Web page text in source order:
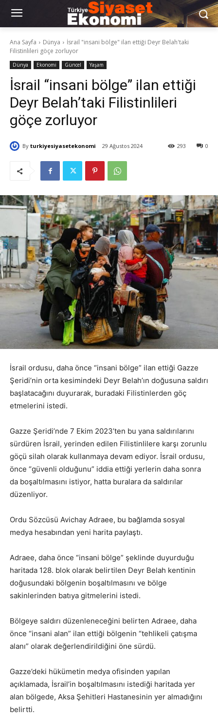
Ana Sayfa Dünya
İsrail "insani bölge" ilan ettiği Deyr Belah'taki
Filistinlileri göçe zorluyor
Dünya Ekonomi Güncel Yaşam
İsrail “insani bölge” ilan ettiği
Deyr Belah’taki Filistinlileri
göçe zorluyor
By turkiyesiyasetekonomi 29 Ağustos 2024 0
293
İsrail ordusu, daha önce “insani bölge” ilan ettiği Gazze
Şeridi’nin orta kesimindeki Deyr Belah’ın doğusuna saldırı
başlatacağını duyurarak, buradaki Filistinlerden göç
etmelerini istedi.
Gazze Şeridi’nde 7 Ekim 2023’ten bu yana saldırılarını
sürdüren İsrail, yerinden edilen Filistinlilere karşı zorunlu
göçü silah olarak kullanmaya devam ediyor. İsrail ordusu,
önce “güvenli olduğunu” iddia ettiği yerlerin daha sonra
da boşaltılmasını istiyor, hatta buralara da saldırılar
düzenliyor.
Ordu Sözcüsü Avichay Adraee, bu bağlamda sosyal
medya hesabından yeni harita paylaştı.
Adraee, daha önce “insani bölge” şeklinde duyurduğu
haritada 128. blok olarak belirtilen Deyr Belah kentinin
doğusundaki bölgenin boşaltılmasını ve bölge
sakinlerinden batıya gitmelerini istedi.
Bölgeye saldırı düzenleneceğini belirten Adraee, daha
önce “insani alan” ilan ettiği bölgenin “tehlikeli çatışma
alanı” olarak değerlendirildiğini öne sürdü.
Gazze’deki hükümetin medya ofisinden yapılan
açıklamada, İsrail’in boşaltılmasını istediği haritada yer
alan bölgede, Aksa Şehitleri Hastanesinin yer almadığını
belirtti.